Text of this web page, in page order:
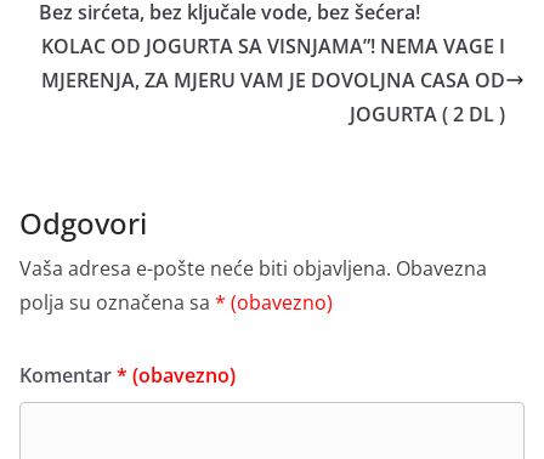
Bez sirćeta, bez ključale vode, bez šećera!
KOLAC OD JOGURTA SA VISNJAMA”! NEMA VAGE I
MJERENJA, ZA MJERU VAM JE DOVOLJNA CASA OD
JOGURTA ( 2 DL )
Odgovori
Vaša adresa e-pošte neće biti objavljena. Obavezna
polja su označena sa * (obavezno)
Komentar* (obavezno)